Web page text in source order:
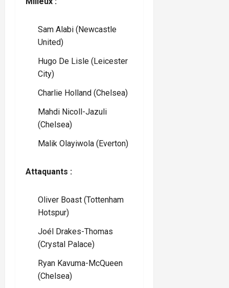
Sam Alabi (Newcastle
United)
Hugo De Lisle (Leicester
City)
Charlie Holland (Chelsea)
Mahdi Nicoll-Jazuli
(Chelsea)
Malik Olayiwola (Everton)
Attaquants :
Oliver Boast (Tottenham
Hotspur)
Joél Drakes-Thomas
(Crystal Palace)
Ryan Kavuma-McQueen
(Chelsea)